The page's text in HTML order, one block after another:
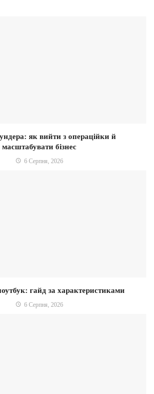
як вийти з операційки й
масштабувати бізнес
6 Серпня, 2026
гайд за характеристиками
6 Серпня, 2026